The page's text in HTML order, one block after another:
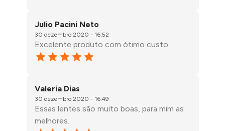
Julio Pacini Neto
30 dezembro 2020 - 16:52
Excelente produto com ótimo custo
Valeria Dias
30 dezembro 2020 - 16:49
Essas lentes são muito boas, para mim as
melhores.